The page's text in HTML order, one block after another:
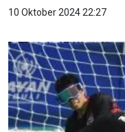
10 Oktober 2024 22:27